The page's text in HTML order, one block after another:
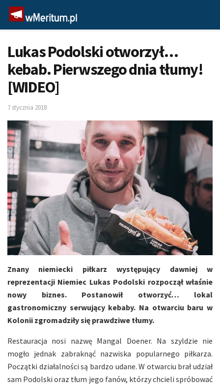
Lukas Podolski otworzył…
kebab. Pierwszego dnia tłumy!
[WIDEO]
7 stycznia 2018
Znany niemiecki piłkarz występujący dawniej w
reprezentacji Niemiec Lukas Podolski rozpoczął właśnie
nowy biznes. Postanowił otworzyć… lokal
gastronomiczny serwujący kebaby. Na otwarciu baru w
Kolonii zgromadziły się prawdziwe tłumy.
Restauracja nosi nazwę Mangal Doener. Na szyldzie nie
mogło jednak zabraknąć nazwiska popularnego piłkarza.
Początki działalności są bardzo udane. W otwarciu brał udział
sam Podolski oraz tłum jego fanów, którzy chcieli spróbować